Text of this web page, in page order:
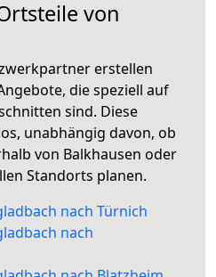
von
erstellen
die speziell auf
sind. Diese
unabhängig davon, ob
von Balkhausen oder
Standorts planen.
nach Türnich
nach